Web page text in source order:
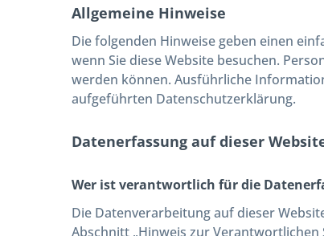
Allgemeine Hinweise
Die folgenden Hinweise geben einen
wenn Sie diese Website besuchen.
werden können. Ausführliche
aufgeführten Datenschutzerklärung.
Datenerfassung auf dieser
Wer ist verantwortlich für die
Die Datenverarbeitung auf dieser
Abschnitt „Hinweis zur